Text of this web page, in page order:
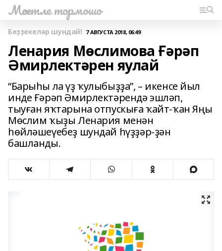
Мәсетле тормошо
Беҙҙекеләр шундай! 7 АВГУСТА 2018, 06:49
Ленария Мөслимова Ғәрәп
Әмирлектәрен яулай
“Барыһы ла үҙ ҡулыбыҙҙа”, – икенсе йыл
инде Ғәрәп Әмирлектәрендә эшләп,
тыуған яҡтарына отпускыға ҡайт-ҡан Яңы
Мөслим ҡыҙы Ленария менән
һөйләшеүебеҙ шундай һүҙҙәр-ҙән
башланды.